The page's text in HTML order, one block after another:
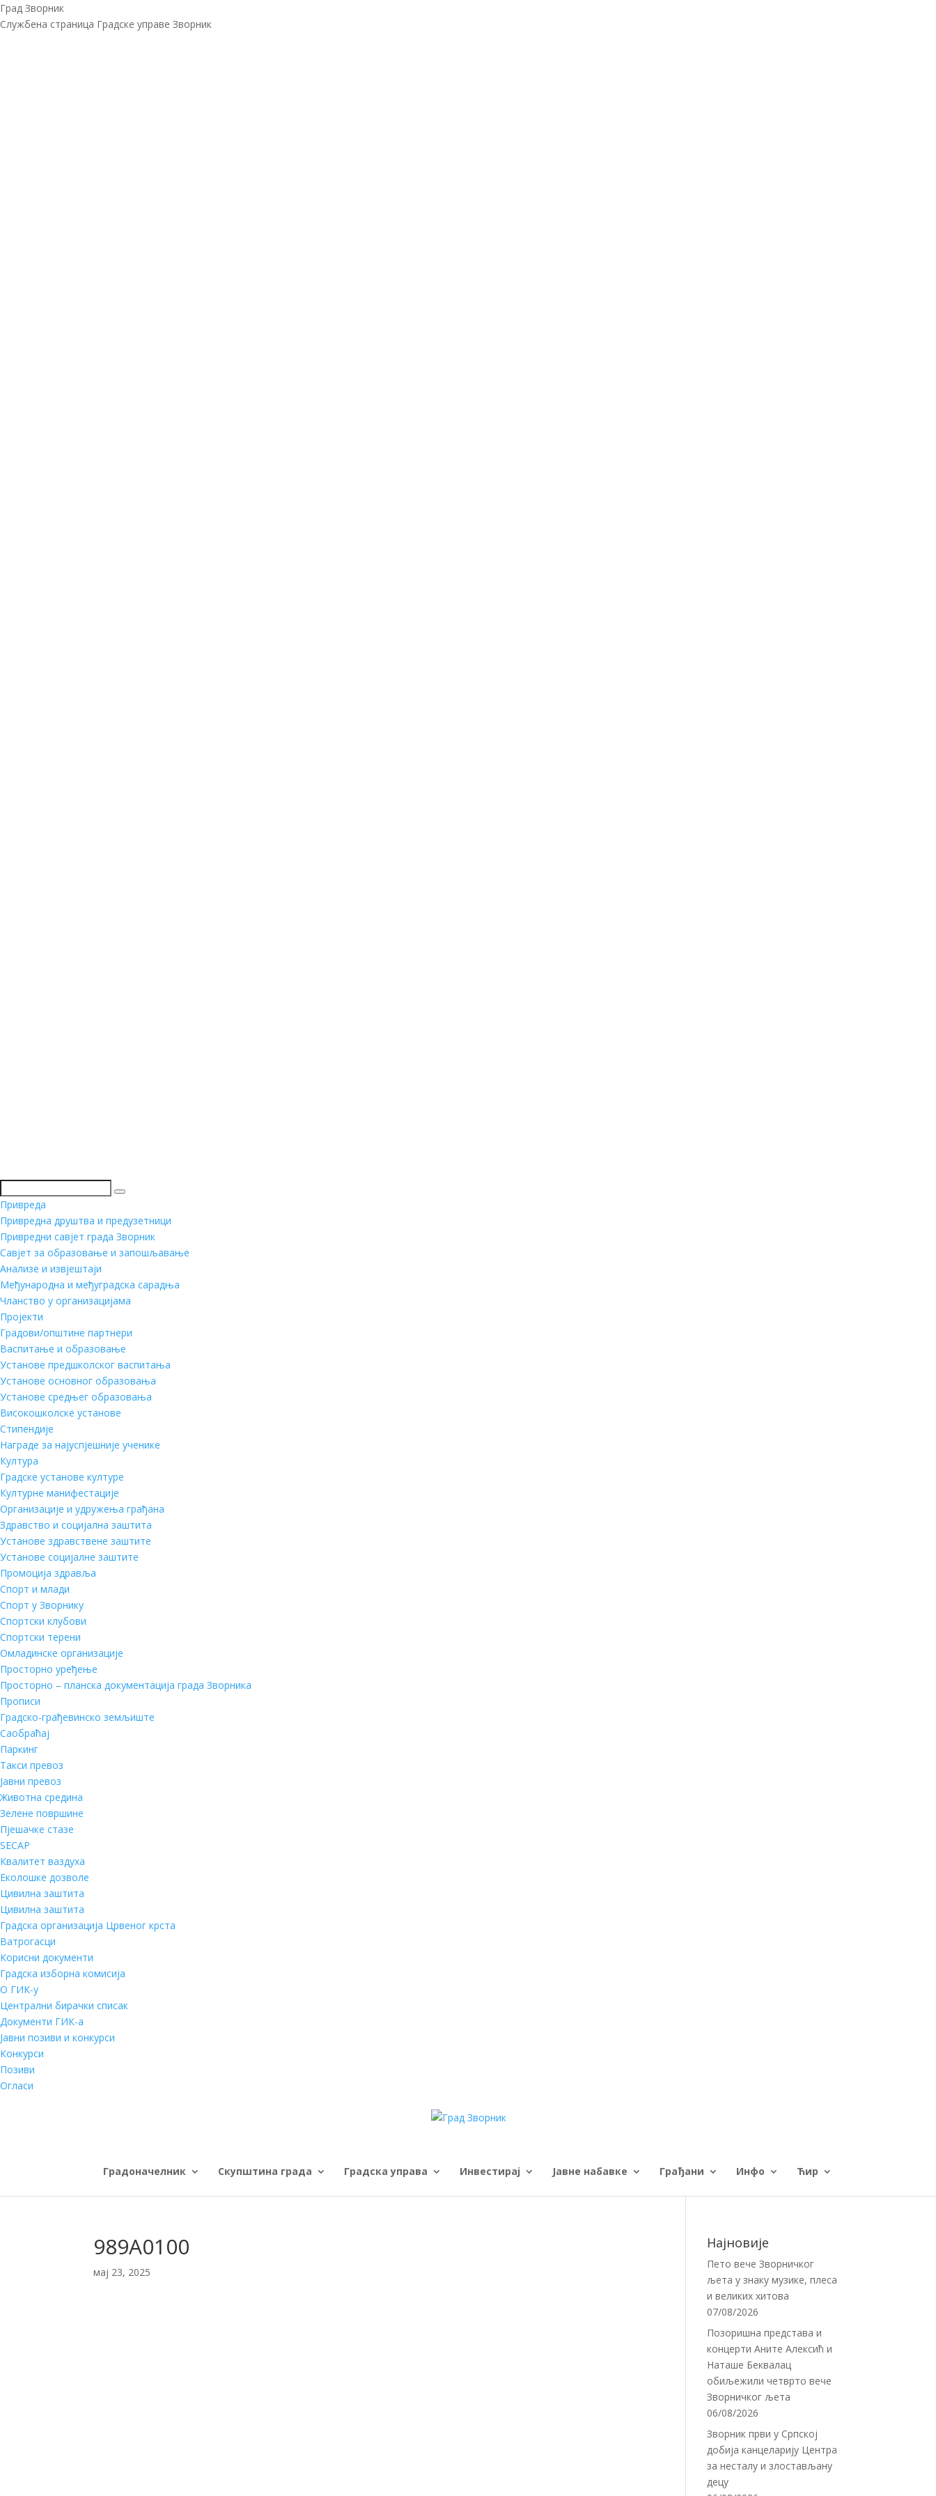
Град Зворник
Службена страница Градске управе Зворник
Претражи
Привреда
Привредна друштва и предузетници
Привредни савјет града Зворник
Савјет за образовање и запошљавање
Анализе и извјештаји
Међународна и међуградска сарадња
Чланство у организацијама
Пројекти
Градови/општине партнери
Васпитање и образовање
Установе предшколског васпитања
Установе основног образовања
Установе средњег образовања
Високошколске установе
Стипендије
Награде за најуспјешније ученике
Култура
Градске установе културе
Културне манифестације
Организације и удружења грађана
Здравство и социјална заштита
Установе здравствене заштите
Установе социјалне заштите
Промоција здравља
Спорт и млади
Спорт у Зворнику
Спортски клубови
Спортски терени
Омладинске организације
Просторно уређење
Просторно – планска документација града Зворника
Прописи
Градско-грађевинско земљиште
Саобраћај
Паркинг
Такси превоз
Јавни превоз
Животна средина
Зелене површине
Пјешачке стазе
SECAP
Квалитет ваздуха
Еколошке дозволе
Цивилна заштита
Цивилна заштита
Градска организација Црвеног крста
Ватрогасци
Корисни документи
Градска изборна комисија
О ГИК-у
Централни бирачки списак
Документи ГИК-а
Јавни позиви и конкурси
Конкурси
Позиви
Огласи
Градоначелник Скупштина града Градска управа Инвестирај Јавне набавке Грађани Инфо Ћир
989A0100
мај 23, 2025
Најновије
Пето вече Зворничког
љета у знаку музике, плеса
и великих хитова
07/08/2026
Позоришна представа и
концерти Аните Алексић и
Наташе Беквалац
обиљежили четврто вече
Зворничког љета
06/08/2026
Зворник први у Српској
добија канцеларију Центра
за несталу и злостављану
децу